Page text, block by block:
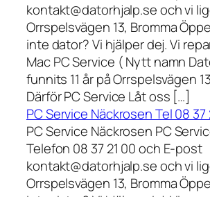
kontakt@datorhjalp.se och vi
Orrspelsvägen 13, Bromma
inte dator? Vi hjälper dej. Vi
Mac PC Service ( Nytt namn
funnits 11 år på Orrspelsvägen
Därför PC Service Låt oss […]
PC Service Näckrosen Tel 08 37
PC Service Näckrosen PC
Telefon 08 37 21 00 och E-post
kontakt@datorhjalp.se och vi
Orrspelsvägen 13, Bromma